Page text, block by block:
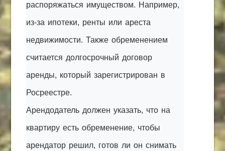
распоряжаться имуществом. Например,
из-за ипотеки, ренты или ареста
недвижимости. Также обременением
считается долгосрочный договор
аренды, который зарегистрирован в
Росреестре.
Арендодатель должен указать, что на
квартиру есть обременение, чтобы
арендатор решил, готов ли он снимать